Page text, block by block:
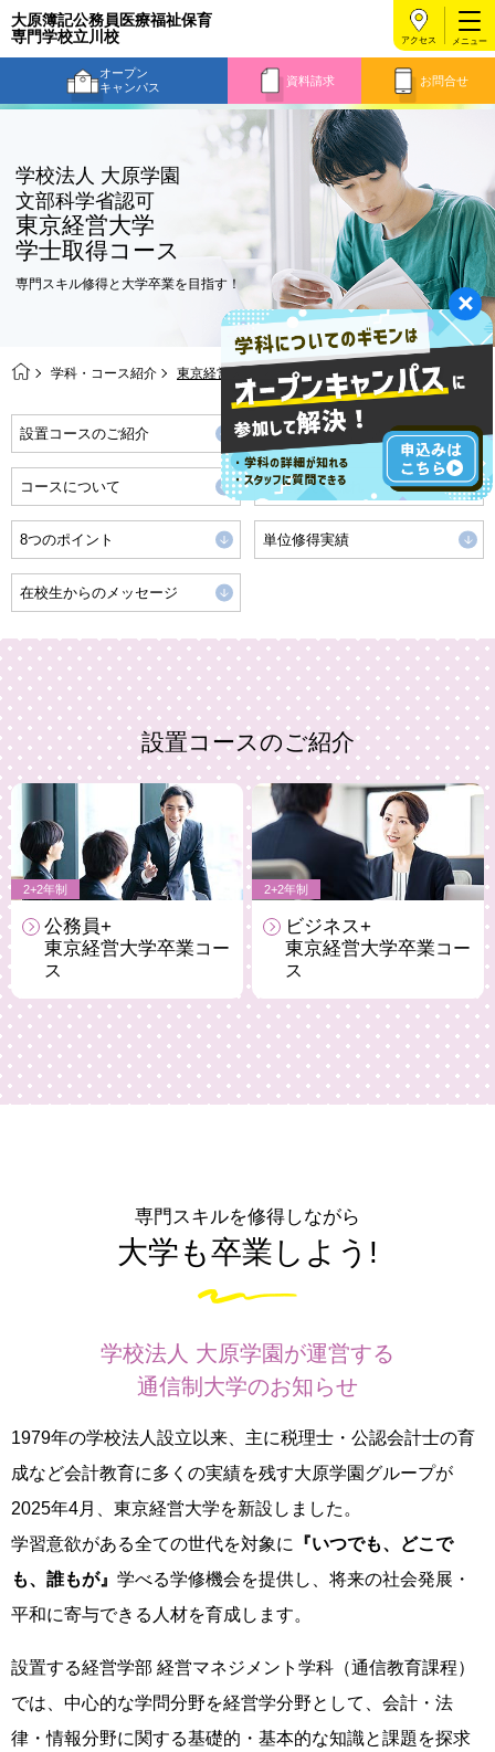
大原簿記公務員医療福祉保育
専門学校立川校
オープン
キャンパス
資料請求 お問合せ
アクセス
学校法人 大原学園
文部科学省認可
東京経営大学
学士取得コース
専門スキル修得と大学卒業を目指す！
学科・コース紹介 東京経営大学 学士取得コース
設置コースのご紹介 東京経営大学について
コースについて 卒業までの流れ
8つのポイント 単位修得実績
在校生からのメッセージ
設置コースのご紹介
2+2年制
公務員+
東京経営大学卒業コー
ス
2+2年制
ビジネス+
東京経営大学卒業コー
ス
専門スキルを修得しながら
大学も卒業しよう!
学校法人 大原学園が運営する
通信制大学のお知らせ
1979年の学校法人設立以来、主に税理士・公認会計士の育
成など会計教育に多くの実績を残す大原学園グループが
2025年4月、東京経営大学を新設しました。
学習意欲がある全ての世代を対象に
『いつでも、どこで
も、誰もが』 学べる学修機会を提供し、将来の社会発展・
平和に寄与できる人材を育成します。
設置する経営学部 経営マネジメント学科（通信教育課程）
では、中心的な学問分野を経営学分野として、会計・法
律・情報分野に関する基礎的・基本的な知識と課題を探求